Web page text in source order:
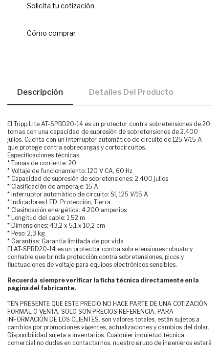
Solicita tu cotización
Cómo comprar
Descripción Detalles Del Producto
El Tripp Lite AT-SPBD20-14 es un protector contra sobretensiones de 20
tomas con una capacidad de supresión de sobretensiones de 2.400
julios. Cuenta con un interruptor automático de circuito de 125 V/15 A
que protege contra sobrecargas y cortocircuitos.
Especificaciones técnicas:
* Tomas de corriente: 20
* Voltaje de funcionamiento: 120 V CA, 60 Hz
* Capacidad de supresión de sobretensiones: 2.400 julios
* Clasificación de amperaje: 15 A
* Interruptor automático de circuito: Sí, 125 V/15 A
* Indicadores LED: Protección, Tierra
* Clasificación energética: 4.200 amperios
* Longitud del cable: 1,52 m
* Dimensiones: 43,2 x 5,1 x 10,2 cm
* Peso: 2,3 kg
* Garantías: Garantía limitada de por vida
El AT-SPBD20-14 es un protector contra sobretensiones robusto y
confiable que brinda protección contra sobretensiones, picos y
fluctuaciones de voltaje para equipos electrónicos sensibles.
Recuerda siempre verificar la ficha técnica directamente en la
página del fabricante.
TEN PRESENTE QUE ESTE PRECIO NO HACE PARTE DE UNA COTIZACIÓN
FORMAL O VENTA, SOLO SON PRECIOS REFERENCIA, PARA
INFORMACIÓN DE LOS CLIENTES. son valores totales, están sujetos a
cambios por promociones vigentes, actualizaciones y cambios del dolar.
Disponibilidad sujeta a inventarios. Cualquier inquietud técnica,
comercial no dudes en contactarnos, nuestro grupo de ingenieros estará